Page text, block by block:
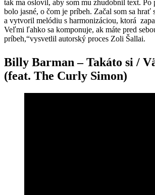
tak ma oslovil, aby som mu zhudobnil text. Po
bolo jasné, o čom je príbeh. Začal som sa hrať
a vytvoril melódiu s harmonizáciou, ktorá
Veľmi ľahko sa komponuje, ak máte pred
príbeh,“vysvetlil autorský proces Zoli Šallai.
Billy Barman – Takáto si /
(feat. The Curly Simon)